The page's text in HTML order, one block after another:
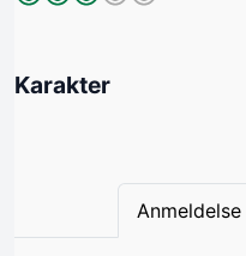
Karakter
Anmeldelse